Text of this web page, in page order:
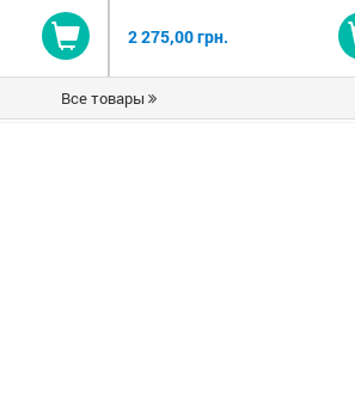
Купити
2 275,00 грн.
Все товары